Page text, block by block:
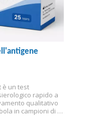
è un test
rapido a
qualitativo
in campioni di